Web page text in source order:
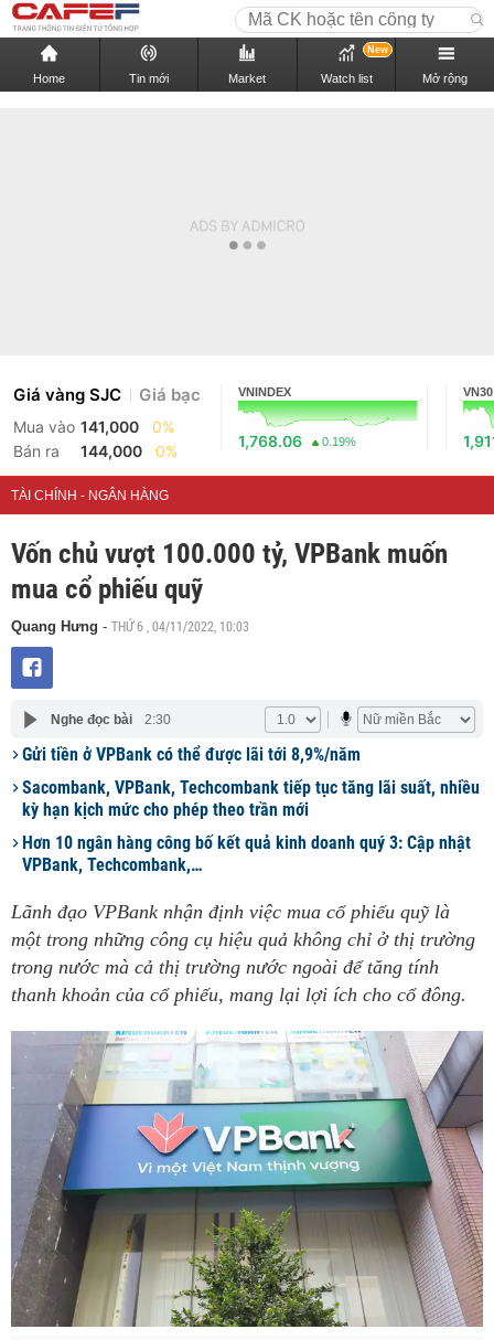
Home Tin mới Market Watch list
New
Mở rộng
Giá vàng SJC Giá bạc
Mua vào 141,000
0%
Bán ra
144,000 0%
VNINDEX
1,768.06 0.19%
VN30
TÀI CHÍNH - NGÂN HÀNG
Vốn chủ vượt 100.000 tỷ, VPBank muốn
mua cổ phiếu quỹ
Quang Hưng - THỨ 6 , 04/11/2022, 10:03
Nghe đọc bài 2:30
Gửi tiền ở VPBank có thể được lãi tới 8,9%/năm
Sacombank, VPBank, Techcombank tiếp tục tăng lãi suất, nhiều
kỳ hạn kịch mức cho phép theo trần mới
Hơn 10 ngân hàng công bố kết quả kinh doanh quý 3: Cập nhật
VPBank, Techcombank,…
Lãnh đạo VPBank nhận định việc mua cổ phiếu quỹ là
một trong những công cụ hiệu quả không chỉ ở thị trường
trong nước mà cả thị trường nước ngoài để tăng tính
thanh khoản của cổ phiếu, mang lại lợi ích cho cổ đông.